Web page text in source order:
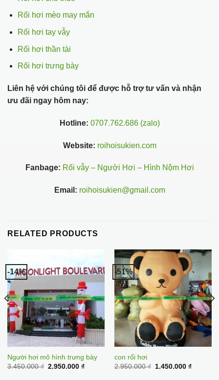
Rối hơi mèo may mắn
Rối hơi tay vẫy
Rối hơi thần tài
Rối hơi trưng bày
Liên hệ với chúng tôi để được hỗ trợ tư vấn và nhận
ưu đãi ngay hôm nay:
Hotline: 0707.762.686 (zalo)
Website: roihoisukien.com
Fanbage: Rối vẫy – Người Hơi – Hình Nộm Hơi
Email: roihoisukien@gmail.com
RELATED PRODUCTS
-14%
Người hơi mô hình trưng bày
3.450.000₫ Original
2.950.000 ₫Current
-51%
con rối hơi
2.950.000₫
Original
1.450.000 ₫Current